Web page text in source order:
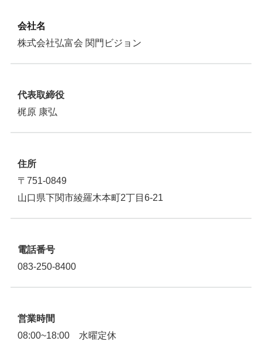
会社名
株式会社弘富会 関門ビジョン
代表取締役
梶原 康弘
住所
〒751-0849
山口県下関市綾羅木本町2丁目6-21
電話番号
083-250-8400
営業時間
08:00~18:00 水曜定休